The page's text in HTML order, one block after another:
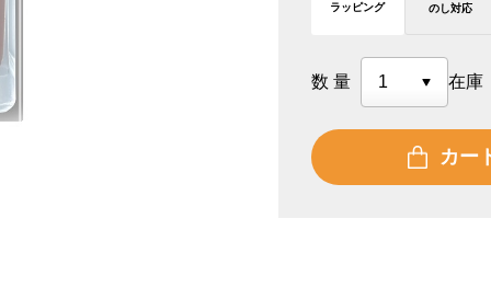
ラッピング のし対応
数量 在庫
カー